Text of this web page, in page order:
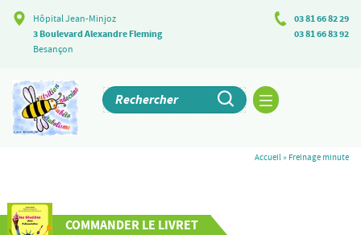
Hôpital Jean-Minjoz
3 Boulevard Alexandre Fleming
Besançon
03 81 66 82 29
03 81 66 83 92
Accueil» Freinage minute
COMMANDER LE LIVRET